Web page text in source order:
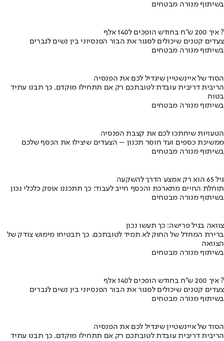
בשיתוף מנורה מבטחים
איך 200 ש"ח בחודש הופכים ל140 אלף ?
צעדים קטנים שיכולים לסגור את הבור הפנסיוני בין נשים לגברים
בשיתוף מנורה מבטחים
הסוד של איינשטיין שיגדיל לכם את הפנסיה
הריבית דריבית עובדת לטובתכם רק אם תתחילו מוקדם. כך תבנו עתיד
בטוח
בשיתוף מנורה מבטחים
הטעויות שיחתכו לכם את קצבת הפנסיה
ממשיכת כספים ועד חוסר תכנון – הצעדים שיצילו את הכסף שלכם
בשיתוף מנורה מבטחים
גיל 65 הוא רק אמצע הדרך להשקעה
תוחלת החיים מתארכת והכסף חייב לעבוד: כך תתכננו אופק כלכלי נכון
בשיתוף מנורה מבטחים
צוואה בגיל פרישה: כך תעשו נכון
ברירת המחדל של החוק לא תמיד לטובתכם. כך תבטיחו מימוש צודק של
הצוואה
בשיתוף מנורה מבטחים
איך 200 ש"ח בחודש הופכים ל140 אלף ?
צעדים קטנים שיכולים לסגור את הבור הפנסיוני בין נשים לגברים
בשיתוף מנורה מבטחים
הסוד של איינשטיין שיגדיל לכם את הפנסיה
הריבית דריבית עובדת לטובתכם רק אם תתחילו מוקדם. כך תבנו עתיד